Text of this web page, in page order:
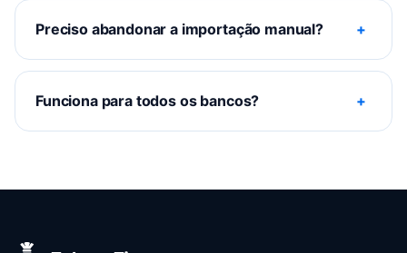
Preciso abandonar a importação manual?
Funciona para todos os bancos?